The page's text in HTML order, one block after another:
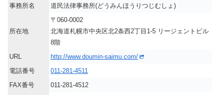
事務所名 道民法律事務所(どうみんほうりつじむしょ)
所在地
〒060-0002
北海道札幌市中央区北2条西2丁目1-5 リージェントビル
8階
URL
http://www.doumin-saimu.com/
電話番号
011-281-4511
FAX番号
011-281-4512